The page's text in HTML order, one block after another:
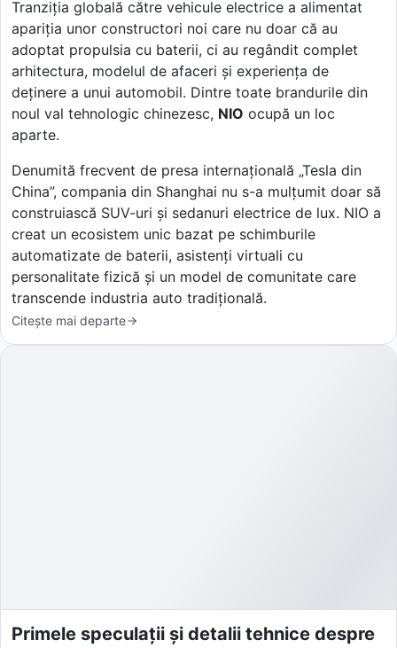
Tranziția globală către vehicule electrice a alimentat
apariția unor constructori noi care nu doar că au
adoptat propulsia cu baterii, ci au regândit complet
arhitectura, modelul de afaceri și experiența de
deținere a unui automobil. Dintre toate brandurile din
noul val tehnologic chinezesc, NIO ocupă un loc
aparte.
Denumită frecvent de presa internațională „Tesla din
China”, compania din Shanghai nu s-a mulțumit doar să
construiască SUV-uri și sedanuri electrice de lux. NIO a
creat un ecosistem unic bazat pe schimburile
automatizate de baterii, asistenți virtuali cu
personalitate fizică și un model de comunitate care
transcende industria auto tradițională.
Citește mai departe
Primele speculații și detalii tehnice despre